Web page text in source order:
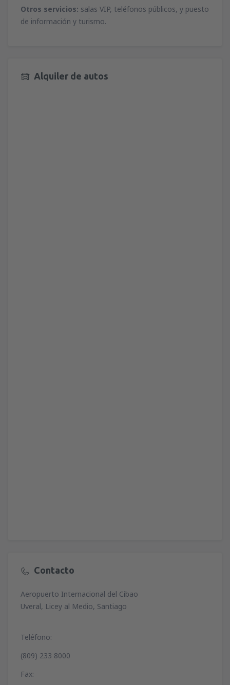
Otros servicios: salas VIP, teléfonos públicos, y puesto
de información y turismo.
Alquiler de autos
Contacto
Aeropuerto Internacional del Cibao
Uveral, Licey al Medio, Santiago
Teléfono:
(809) 233 8000
Fax: